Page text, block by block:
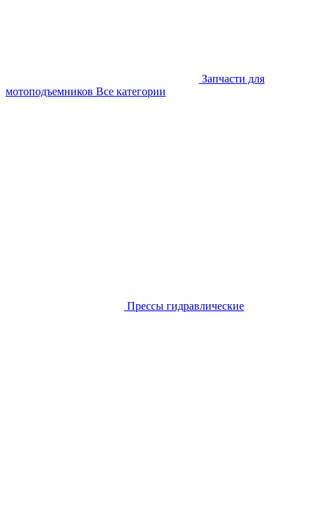
Запчасти для
мотоподъемников Все категории
Прессы гидравлические